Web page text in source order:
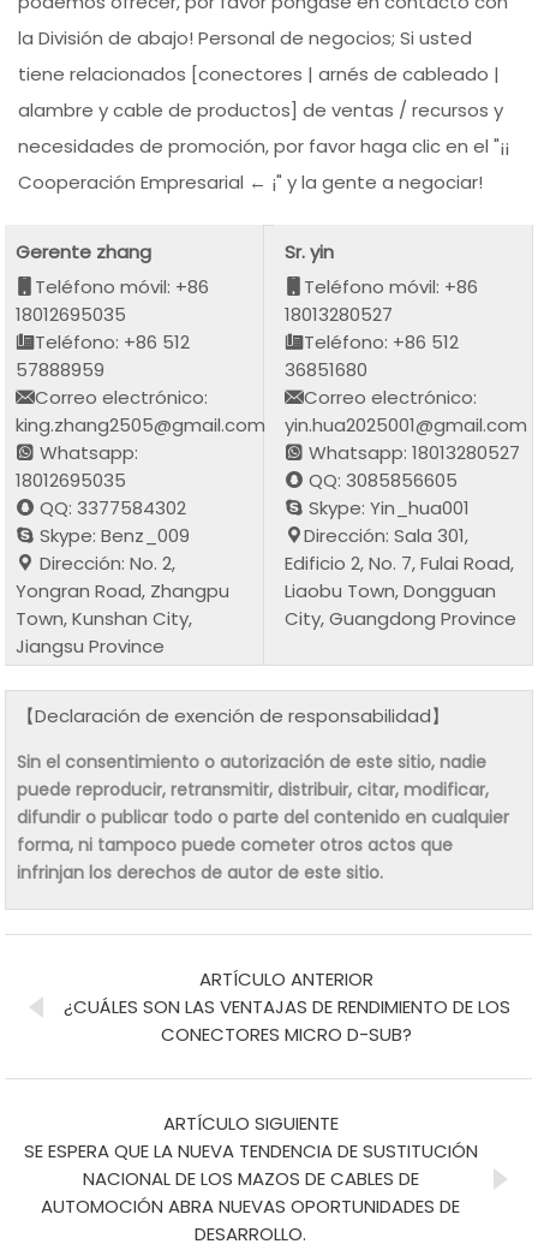
la División de abajo! Personal de negocios; Si usted
tiene relacionados [conectores | arnés de cableado |
alambre y cable de productos] de ventas / recursos y
necesidades de promoción, por favor haga clic en el "¡¡
Cooperación Empresarial ← ¡" y la gente a negociar!
Gerente zhang
Teléfono móvil: +86
18012695035
Teléfono: +86 512
57888959
Correo electrónico:
king.zhang2505@gmail.com
Whatsapp:
18012695035
QQ: 3377584302
Skype: Benz_009
Dirección: No. 2,
Yongran Road, Zhangpu
Town, Kunshan City,
Jiangsu Province
Sr. yin
Teléfono móvil: +86
18013280527
Teléfono: +86 512
36851680
Correo electrónico:
yin.hua2025001@gmail.com
Whatsapp: 18013280527
QQ: 3085856605
Skype: Yin_hua001
Dirección: Sala 301,
Edificio 2, No. 7, Fulai Road,
Liaobu Town, Dongguan
City, Guangdong Province
【Declaración de exención de responsabilidad】
Sin el consentimiento o autorización de este sitio, nadie
puede reproducir, retransmitir, distribuir, citar, modificar,
difundir o publicar todo o parte del contenido en cualquier
forma, ni tampoco puede cometer otros actos que
infrinjan los derechos de autor de este sitio.
ARTÍCULO ANTERIOR
¿CUÁLES SON LAS VENTAJAS DE RENDIMIENTO DE LOS
CONECTORES MICRO D-SUB?
ARTÍCULO SIGUIENTE
SE ESPERA QUE LA NUEVA TENDENCIA DE SUSTITUCIÓN
NACIONAL DE LOS MAZOS DE CABLES DE
AUTOMOCIÓN ABRA NUEVAS OPORTUNIDADES DE
DESARROLLO.